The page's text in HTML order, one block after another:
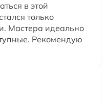
в этой
только
Мастера идеально
Рекомендую